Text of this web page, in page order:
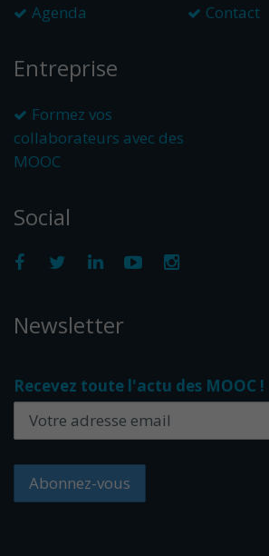
Agenda
Contact
Entreprise
Formez vos
collaborateurs avec des
MOOC
Social
Newsletter
Recevez toute l'actu des MOOC !